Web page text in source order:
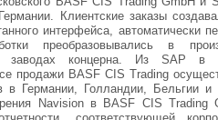
Клиентские заказы
интерфейса, автоматически
преобразовывались в
заводах концерна. Из SAP в
продажи BASF CIS Trading
в Германии, Голландии, Бельгии
Navision в BASF CIS Trading